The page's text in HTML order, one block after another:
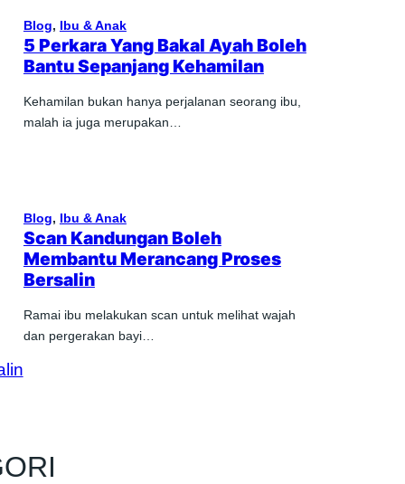
Blog, Ibu & Anak
5 Perkara Yang Bakal Ayah Boleh
Bantu Sepanjang Kehamilan
Kehamilan bukan hanya perjalanan seorang ibu,
malah ia juga merupakan…
Blog, Ibu & Anak
Scan Kandungan Boleh
Membantu Merancang Proses
Bersalin
Ramai ibu melakukan scan untuk melihat wajah
dan pergerakan bayi…